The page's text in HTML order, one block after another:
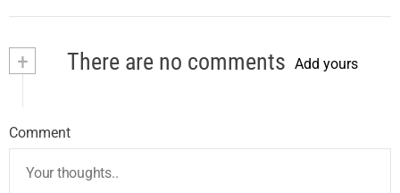
+ There are no comments Add yours
Comment